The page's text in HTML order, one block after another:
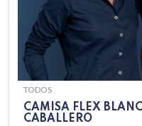
TODOS
CAMISA FLEX
CABALLERO